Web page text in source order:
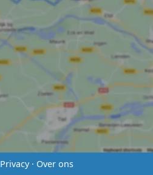
Privacy· Over ons